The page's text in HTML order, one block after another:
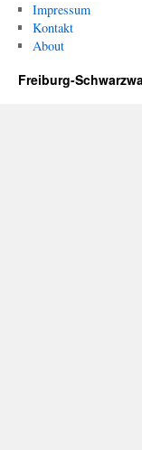
Impressum
Kontakt
About
Freiburg-